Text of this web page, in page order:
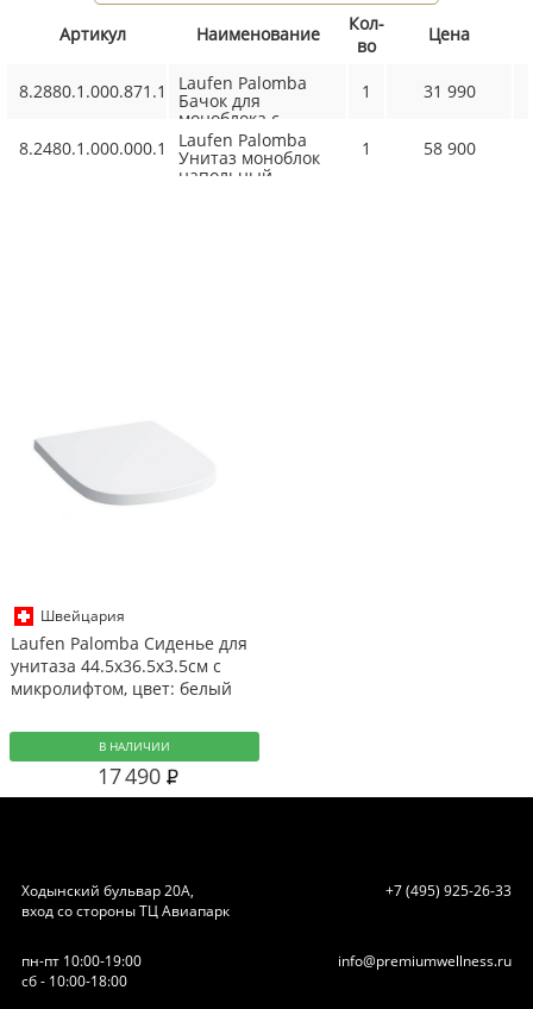
Артикул Наименование
Кол-
во
Цена
8.2880.1.000.871.1 Laufen Palomba
Бачок для
моноблока с
механизмом слива
(подвод воды
сзади), цвет:
1 31 990
8.2480.1.000.000.1 Laufen Palomba
Унитаз моноблок
напольный
1 58 900
Швейцария
Laufen Palomba Сиденье для
унитаза 44.5x36.5x3.5см с
микролифтом, цвет: белый
В НАЛИЧИИ
17 490
Ходынский бульвар 20А,
вход со стороны ТЦ Авиапарк
+7 (495) 925-26-33
пн-пт 10:00-19:00
сб - 10:00-18:00
info@premiumwellness.ru